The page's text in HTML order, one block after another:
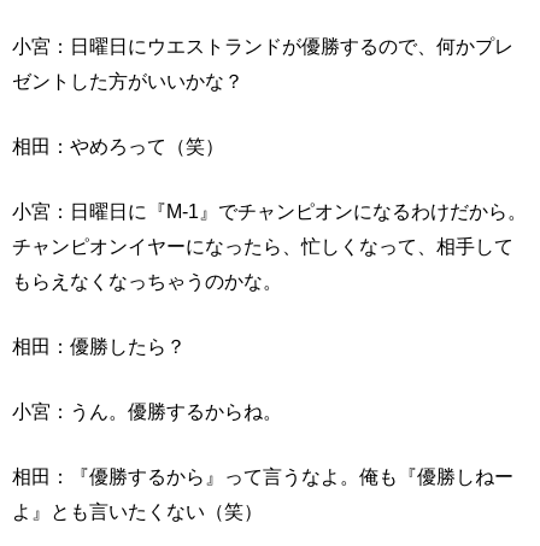
小宮：日曜日にウエストランドが優勝するので、何かプレ
ゼントした方がいいかな？
相田：やめろって（笑）
小宮：日曜日に『M-1』でチャンピオンになるわけだから。
チャンピオンイヤーになったら、忙しくなって、相手して
もらえなくなっちゃうのかな。
相田：優勝したら？
小宮：うん。優勝するからね。
相田：『優勝するから』って言うなよ。俺も『優勝しねー
よ』とも言いたくない（笑）